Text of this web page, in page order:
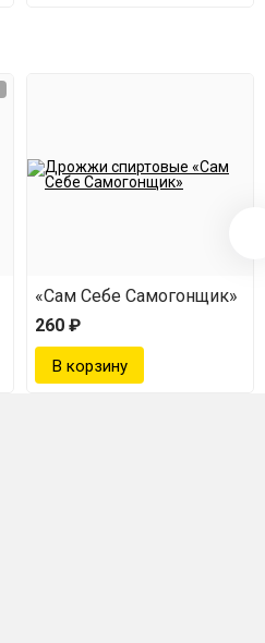
«Сам Себе Самогонщик»
260 ₽